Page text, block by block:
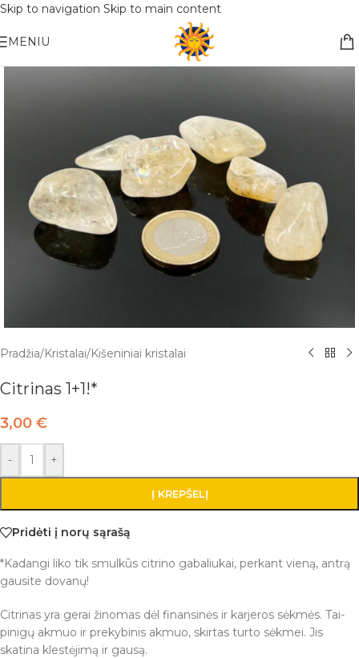
Skip to navigation Skip to main content
Nemokamas pristatymas į paštomatą apsiperkant už 30€!!
MENIU
Pradžia/Kristalai/Kišeniniai kristalai
Citrinas 1+1!*
3,00 €
- +
Į KREPŠELĮ
Pridėti į norų sąrašą
*Kadangi liko tik smulkūs citrino gabaliukai, perkant vieną, antrą
gausite dovanų!
Citrinas yra gerai žinomas dėl finansinės ir karjeros sėkmės. Tai-
pinigų akmuo ir prekybinis akmuo, skirtas turto sėkmei. Jis
skatina klestėjimą ir gausą.